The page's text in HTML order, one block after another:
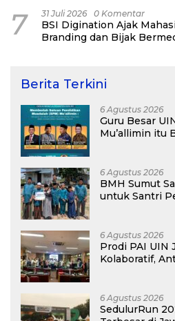
7 31 Juli 2026 0 Komentar
BSI Digination Ajak
Branding dan Bijak
Berita Terkini
6 Agustus 2026
Guru Besar
Mu’allimin itu
6 Agustus 2026
BMH Sumut
untuk Santri
6 Agustus 2026
Prodi PAI UIN
Kolaboratif,
6 Agustus 2026
SedulurRun